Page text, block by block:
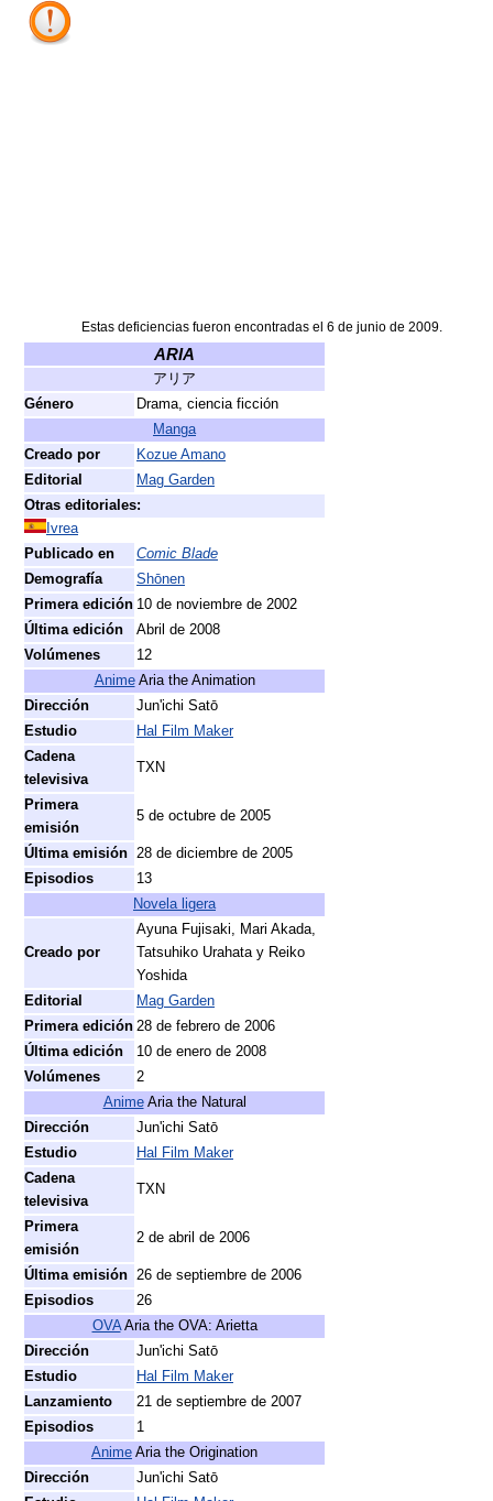
Estas deficiencias fueron encontradas el 6 de junio de 2009.
ARIA
アリア
Género
Drama, ciencia ficción
Manga
Creado por
Kozue Amano
Editorial
Mag Garden
Otras editoriales:
Ivrea
Publicado en
Comic Blade
Demografía
Shōnen
Primera edición 10 de noviembre de 2002
Última edición
Abril de 2008
Volúmenes
12
AnimeAria the Animation
Dirección
Jun'ichi Satō
Estudio
Hal Film Maker
Cadena
televisiva
TXN
Primera
emisión
5 de octubre de 2005
Última emisión 28 de diciembre de 2005
Episodios
13
Novela ligera
Creado por
Ayuna Fujisaki, Mari Akada,
Tatsuhiko Urahata y Reiko
Yoshida
Editorial
Mag Garden
Primera edición 28 de febrero de 2006
Última edición
10 de enero de 2008
Volúmenes
2
AnimeAria the Natural
Dirección
Jun'ichi Satō
Estudio
Hal Film Maker
Cadena
televisiva
TXN
Primera
emisión
2 de abril de 2006
Última emisión 26 de septiembre de 2006
Episodios
26
OVAAria the OVA: Arietta
Dirección
Jun'ichi Satō
Estudio
Hal Film Maker
Lanzamiento
21 de septiembre de 2007
Episodios
1
Anime Aria the Origination
Dirección
Jun'ichi Satō